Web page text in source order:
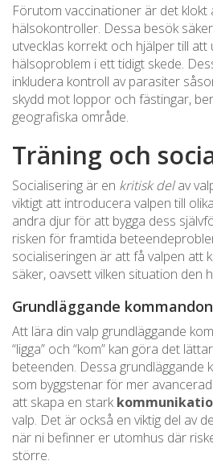
Förutom vaccinationer är det klokt
hälsokontroller. Dessa besök
utvecklas korrekt och hjälper till att
hälsoproblem i ett tidigt skede.
inkludera kontroll av parasiter
skydd mot loppor och fästingar,
geografiska område.
Träning och
Socialisering är en kritisk delav
viktigt att introducera valpen till
andra djur för att bygga dess
risken för framtida
socialiseringen är att få valpen att
säker, oavsett vilken situation den
Grundläggande kommandon
Att lära din valp grundläggande
“ligga” och “kom” kan göra det
beteenden. Dessa grundläggande
som byggstenar för mer
att skapa en stark
valp. Det är också en viktig del av
när ni befinner er utomhus där
större.